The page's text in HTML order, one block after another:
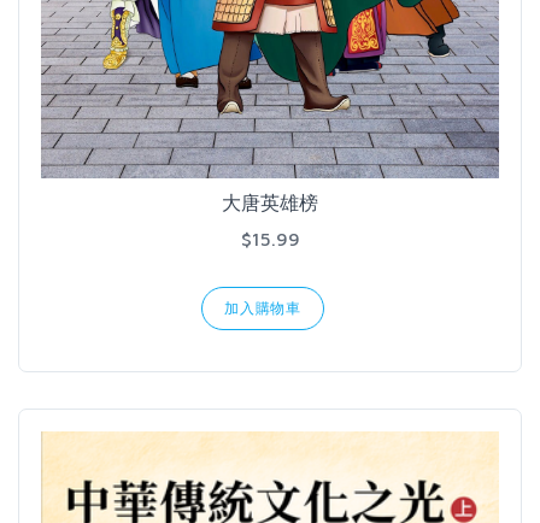
大唐英雄榜
$15.99
加入購物車